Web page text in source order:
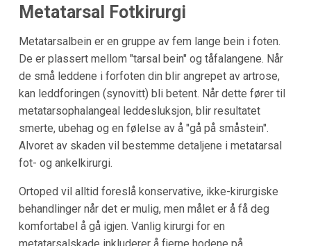
Metatarsal Fotkirurgi
Metatarsalbein er en gruppe av fem lange bein i foten.
De er plassert mellom "tarsal bein" og tåfalangene. Når
de små leddene i forfoten din blir angrepet av artrose,
kan leddforingen (synovitt) bli betent. Når dette fører til
metatarsophalangeal leddesluksjon, blir resultatet
smerte, ubehag og en følelse av å "gå på småstein".
Alvoret av skaden vil bestemme detaljene i metatarsal
fot- og ankelkirurgi.
Ortoped vil alltid foreslå konservative, ikke-kirurgiske
behandlinger når det er mulig, men målet er å få deg
komfortabel å gå igjen. Vanlig kirurgi for en